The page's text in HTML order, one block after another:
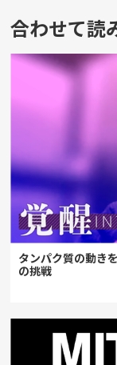
合わせて読
タンパク質の動き
の挑戦